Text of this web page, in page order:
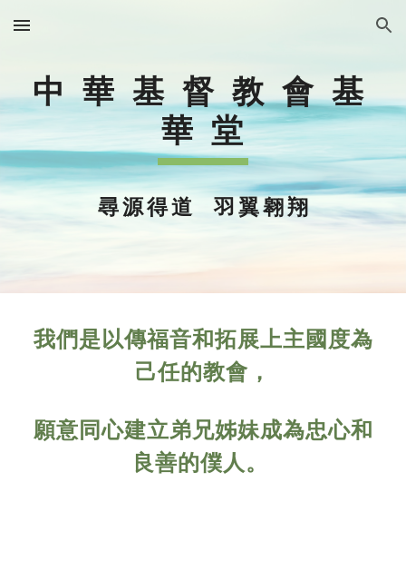
Skip to main content Skip to navigation
中 華 基 督 教 會 基
華 堂
尋 源 得 道 羽 翼 翱 翔
我們是以傳福音和拓展上主國度為
己任的教會，
願意同心建立弟兄姊妹成為忠心和
良善的僕人。